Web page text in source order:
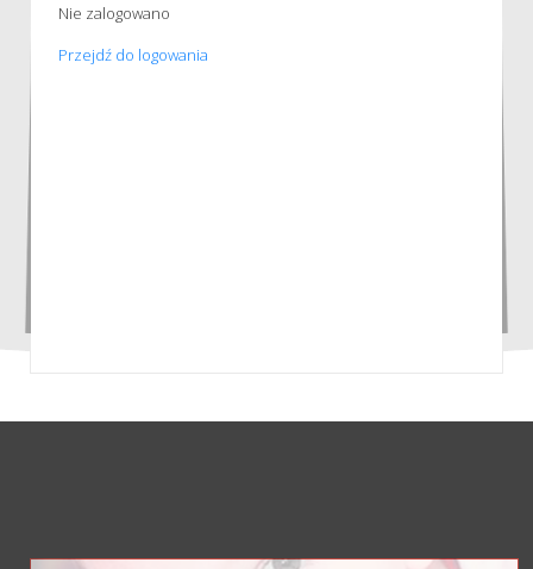
Nie zalogowano
Przejdź do logowania